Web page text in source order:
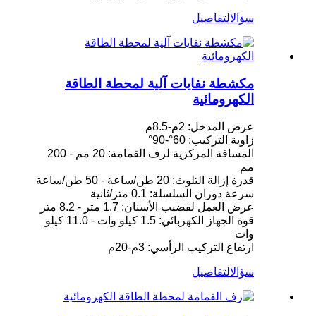
سؤالالتفاصيل
مكشطة نفايات آلية لمحطة الطاقة
الكهرومائية
عرض المدخل: 2م-8.5م
زاوية التركيب: 60°-90°
المسافة المركزية لرف القمامة: 20 مم - 200
مم
قدرة إزالة التلوث: 20 طن/ساعة - 50 طن/ساعة
سرعة دوران السلسلة: 0.1 متر/ثانية
عرض العمل لقضيب الأسنان: 1.7 متر - 8.2 متر
قوة الجهاز الكهربائي: 1.5 كيلو وات - 11.0 كيلو
وات
ارتفاع التركيب الرأسي: 3م-20م
سؤالالتفاصيل